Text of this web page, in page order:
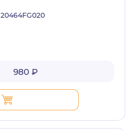
20464FG020
980 ₽